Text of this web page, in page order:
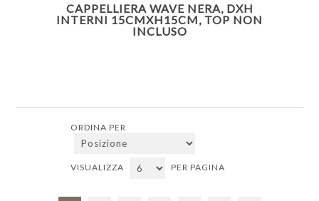
CAPPELLIERA WAVE NERA, DXH
INTERNI 15CMXH15CM, TOP NON
INCLUSO
ORDINA PER
VISUALIZZA PER PAGINA